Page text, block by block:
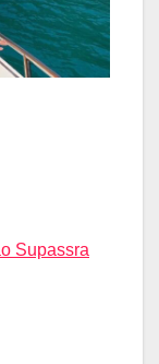
Supassra